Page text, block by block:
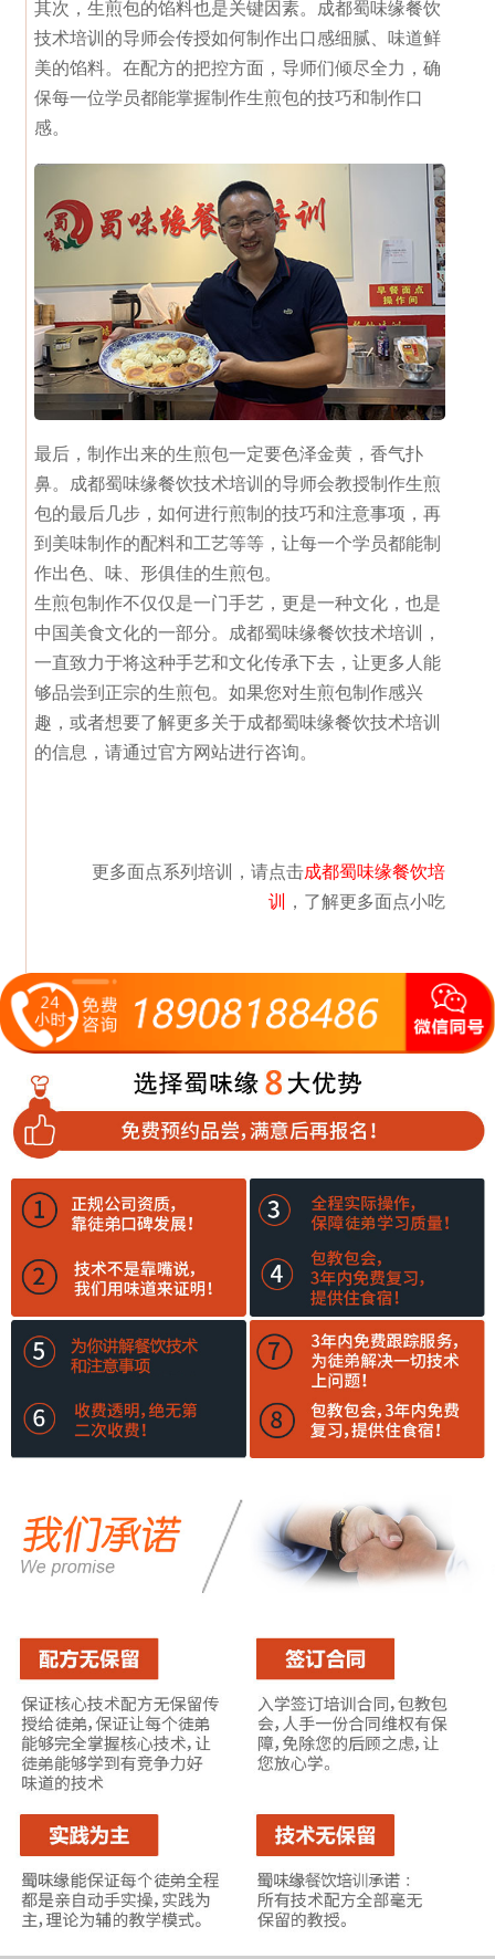
其次，生煎包的馅料也是关键因素。成都蜀味缘餐饮
技术培训的导师会传授如何制作出口感细腻、味道鲜
美的馅料。在配方的把控方面，导师们倾尽全力，确
保每一位学员都能掌握制作生煎包的技巧和制作口
感。
最后，制作出来的生煎包一定要色泽金黄，香气扑
鼻。成都蜀味缘餐饮技术培训的导师会教授制作生煎
包的最后几步，如何进行煎制的技巧和注意事项，再
到美味制作的配料和工艺等等，让每一个学员都能制
作出色、味、形俱佳的生煎包。
生煎包制作不仅仅是一门手艺，更是一种文化，也是
中国美食文化的一部分。成都蜀味缘餐饮技术培训，
一直致力于将这种手艺和文化传承下去，让更多人能
够品尝到正宗的生煎包。如果您对生煎包制作感兴
趣，或者想要了解更多关于成都蜀味缘餐饮技术培训
的信息，请通过官方网站进行咨询。
更多面点系列培训，请点击成都蜀味缘餐饮培
训
，了解更多面点小吃